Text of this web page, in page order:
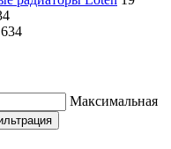
634
Максимальная